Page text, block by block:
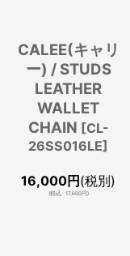
CALEE(キャリ
ー) / STUDS
LEATHER
WALLET
CHAIN [CL-
26SS016LE]
16,000円(税別)
(税込: 17,600円)